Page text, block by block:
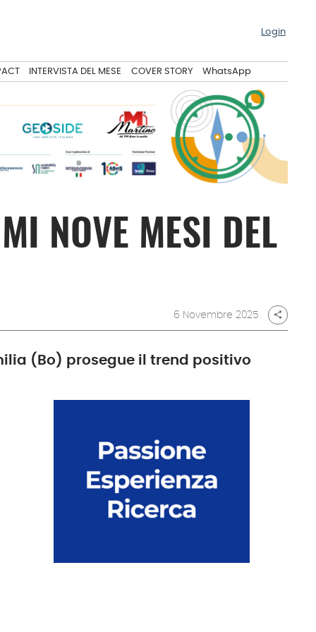
Login
INTERVISTA DEL MESE COVER STORY WhatsApp
NOVE MESI DEL
6 Novembre 2025 share
(Bo) prosegue il trend positivo